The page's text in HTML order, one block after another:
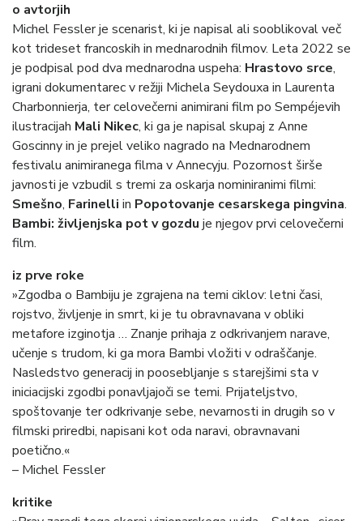
o avtorjih
Michel Fessler je scenarist, ki je napisal ali sooblikoval več
kot trideset francoskih in mednarodnih filmov. Leta 2022 se
je podpisal pod dva mednarodna uspeha: Hrastovo srce,
igrani dokumentarec v režiji Michela Seydouxa in Laurenta
Charbonnierja, ter celovečerni animirani film po Sempéjevih
ilustracijah Mali Nikec, ki ga je napisal skupaj z Anne
Goscinny in je prejel veliko nagrado na Mednarodnem
festivalu animiranega filma v Annecyju. Pozornost širše
javnosti je vzbudil s tremi za oskarja nominiranimi filmi:
Smešno, Farinelli in Popotovanje cesarskega pingvina.
Bambi: življenjska pot v gozdu je njegov prvi celovečerni
film.
iz prve roke
»Zgodba o Bambiju je zgrajena na temi ciklov: letni časi,
rojstvo, življenje in smrt, ki je tu obravnavana v obliki
metafore izginotja … Znanje prihaja z odkrivanjem narave,
učenje s trudom, ki ga mora Bambi vložiti v odraščanje.
Nasledstvo generacij in poosebljanje s starejšimi sta v
iniciacijski zgodbi ponavljajoči se temi. Prijateljstvo,
spoštovanje ter odkrivanje sebe, nevarnosti in drugih so v
filmski priredbi, napisani kot oda naravi, obravnavani
poetično.«
– Michel Fessler
kritike